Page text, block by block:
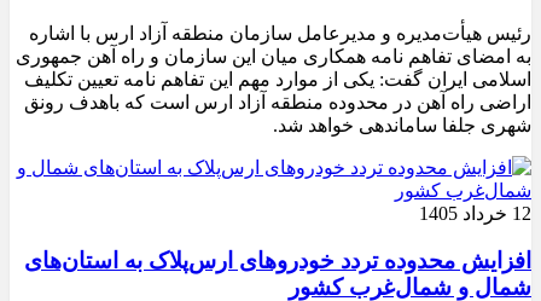
رئیس هیأت‌مدیره و مدیرعامل سازمان منطقه آزاد ارس با اشاره
به امضای تفاهم نامه همکاری میان این سازمان و راه آهن جمهوری
اسلامی ایران گفت: یکی از موارد مهم این تفاهم نامه تعیین تکلیف
اراضی راه آهن در محدوده منطقه آزاد ارس است که باهدف رونق
شهری جلفا ساماندهی خواهد شد.
12 خرداد 1405
افزایش محدوده تردد خودروهای ارس‌پلاک به استان‌های
شمال و شمال‌غرب کشور